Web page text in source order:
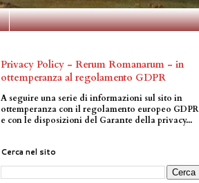
Privacy Policy - Rerum Romanarum - in
ottemperanza al regolamento GDPR
A seguire una serie di informazioni sul sito in
ottemperanza con il regolamento europeo GDPR
e con le disposizioni del Garante della privacy...
Cerca nel sito